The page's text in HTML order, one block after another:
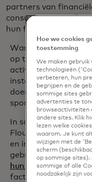
partners van
consumenten
hun financiële
Wanneer klanten
op tijd betalen van
activeren waar ze
instellingen kiezen
doen op basis van
sportteam.
In samenwerking
Flourish Fi in 2018
en in heel Latijns-
gebruik van Flourish
hun
factuurbetalingen
Hoe we cookies
toestemming
We maken gebruik
technologieën
verbeteren, hun
begrijpen en de
sommige sites
advertenties te
browseactiviteiten
andere sites. Klik
lezen welke
waarom. Je kunt
wijzigen met de
scherm
op sommige
sommige of alle
noodzakelijk zijn